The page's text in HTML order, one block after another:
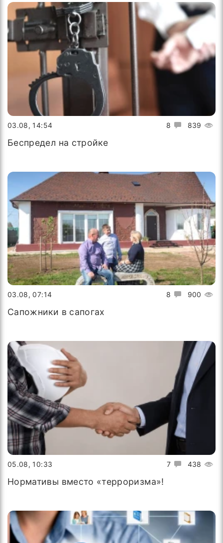
8 839
03.08, 14:54
Беспредел на стройке
8 900
03.08, 07:14
Сапожники в сапогах
7 438
05.08, 10:33
Нормативы вместо «терроризма»!